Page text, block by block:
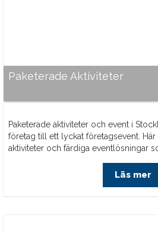
Paketerade Aktiviteter
Paketerade aktiviteter och event i
företag till ett lyckat företagsevent.
aktiviteter och färdiga eventlösningar
Läs mer